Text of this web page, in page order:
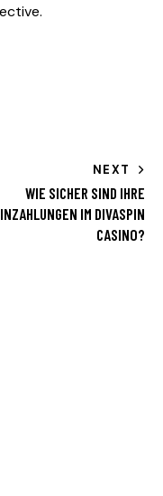
NEXT
WIE SICHER SIND IHRE
IM DIVASPIN
CASINO?